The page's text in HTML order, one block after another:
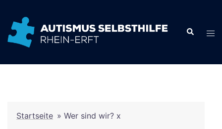
Inhalt
springen
Startseite » Wer sind wir? x